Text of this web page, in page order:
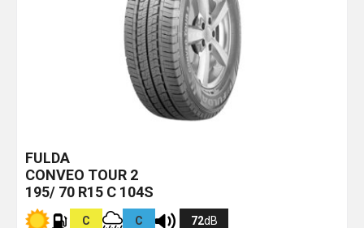
FULDA
CONVEO TOUR 2
195/ 70 R15 C 104S
C C 72dB